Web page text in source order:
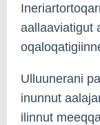
aallaaviatigut
Ulluunerani
inunnut
ilinnut